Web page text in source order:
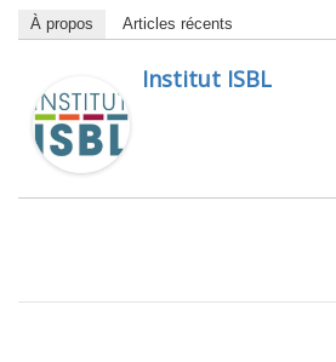
À propos Articles récents
Institut ISBL